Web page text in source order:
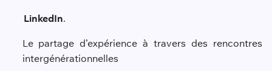
LinkedIn.
Le partage d’expérience à travers des rencontres
intergénérationnelles